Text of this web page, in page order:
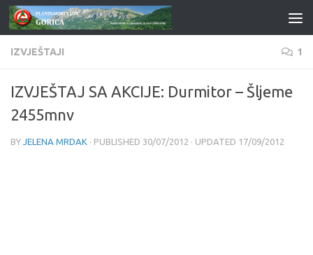
Skip to content
IZVJEŠTAJI 1
IZVJEŠTAJ SA AKCIJE: Durmitor – Šljeme
2455mnv
BY JELENA MRDAK · PUBLISHED 30/07/2012 · UPDATED 17/09/2012